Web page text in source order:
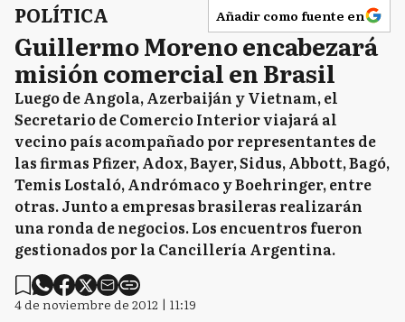
POLÍTICA Añadir como fuente en
Guillermo Moreno encabezará
misión comercial en Brasil
Luego de Angola, Azerbaiján y Vietnam, el
Secretario de Comercio Interior viajará al
vecino país acompañado por representantes de
las firmas Pfizer, Adox, Bayer, Sidus, Abbott, Bagó,
Temis Lostaló, Andrómaco y Boehringer, entre
otras. Junto a empresas brasileras realizarán
una ronda de negocios. Los encuentros fueron
gestionados por la Cancillería Argentina.
4 de noviembre de 2012 | 11:19